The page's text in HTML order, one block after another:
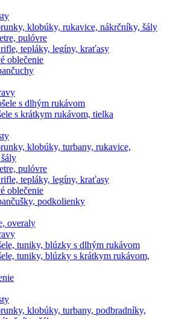
klobúky, rukavice, nákrčníky, šály
pulóvre
tepláky, legíny, kraťasy
oblečenie
s dlhým rukávom
s krátkym rukávom, tielka
klobúky, turbany, rukavice,
pulóvre
tepláky, legíny, kraťasy
oblečenie
podkolienky
overaly
tuniky, blúzky s dlhým rukávom
tuniky, blúzky s krátkym rukávom,
klobúky, turbany, podbradníky,